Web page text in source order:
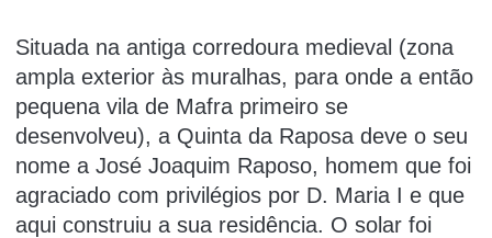
Situada na antiga corredoura medieval (zona
ampla exterior às muralhas, para onde a então
pequena vila de Mafra primeiro se
desenvolveu), a Quinta da Raposa deve o seu
nome a José Joaquim Raposo, homem que foi
agraciado com privilégios por D. Maria I e que
aqui construiu a sua residência. O solar foi